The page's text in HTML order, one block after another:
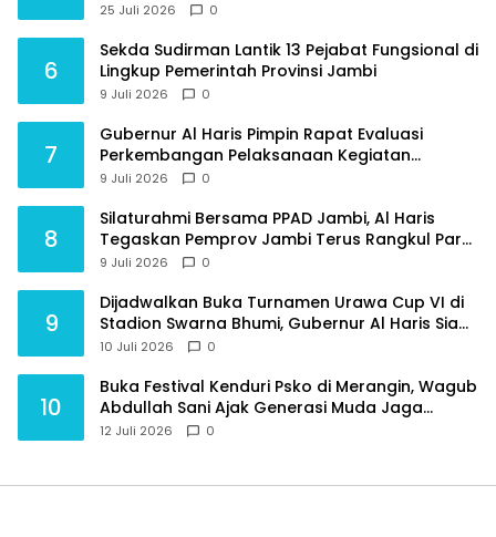
ATM dan Perubahan PIN
25 Juli 2026 0
6
Sekda Sudirman Lantik 13 Pejabat Fungsional di
Lingkup Pemerintah Provinsi Jambi
9 Juli 2026 0
7
Gubernur Al Haris Pimpin Rapat Evaluasi
Perkembangan Pelaksanaan Kegiatan
Pembangunan Triwulan II TA 2026
9 Juli 2026 0
8
Silaturahmi Bersama PPAD Jambi, Al Haris
Tegaskan Pemprov Jambi Terus Rangkul Para
Purnawirawan
9 Juli 2026 0
9
Dijadwalkan Buka Turnamen Urawa Cup VI di
Stadion Swarna Bhumi, Gubernur Al Haris Siap
Berlaga Lawan Tim Urawa
10 Juli 2026 0
10
Buka Festival Kenduri Psko di Merangin, Wagub
Abdullah Sani Ajak Generasi Muda Jaga
Budaya dan Jauhi Narkoba
12 Juli 2026 0